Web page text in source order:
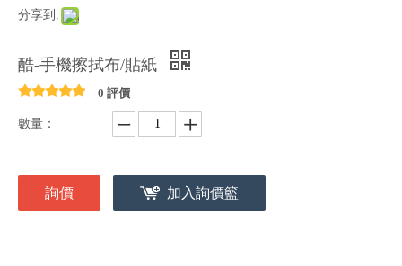
分享到:
酷-手機擦拭布/貼紙
0 評價
數量：
詢價 加入詢價籃